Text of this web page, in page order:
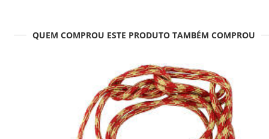
QUEM COMPROU ESTE PRODUTO TAMBÉM COMPROU